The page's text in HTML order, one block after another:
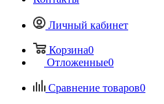
Личный кабинет
Корзина0
Отложенные0
Сравнение товаров0